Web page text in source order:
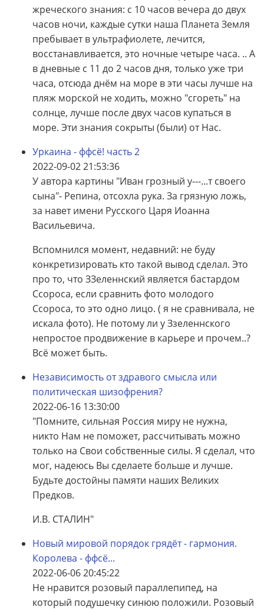
жреческого знания: с 10 часов вечера до двух
часов ночи, каждые сутки наша Планета Земля
пребывает в ультрафиолете, лечится,
восстанавливается, это ночные четыре часа. .. А
в дневные с 11 до 2 часов дня, только уже три
часа, отсюда днём на море в эти часы лучше на
пляж морской не ходить, можно "сгореть" на
солнце, лучше после двух часов купаться в
море. Эти знания сокрыты (были) от Нас.
Уркаина - ффсё! часть 2
2022-09-02 21:53:36
У автора картины "Иван грозный у---...т своего
сына"- Репина, отсохла рука. За грязную ложь,
за навет имени Русского Царя Иоанна
Васильевича.
Вспомнился момент, недавний: не буду
конкретизировать кто такой вывод сделал. Это
про то, что ЗЗеленнский является бастардом
Ссороса, если сравнить фото молодого
Ссороса, то это одно лицо. ( я не сравнивала, не
искала фото). Не потому ли у Ззеленнского
непростое продвижение в карьере и прочем..?
Всё может быть.
Независимость от здравого смысла или
политическая шизофрения?
2022-06-16 13:30:00
"Помните, сильная Россия миру не нужна,
никто Нам не поможет, рассчитывать можно
только на Свои собственные силы. Я сделал, что
мог, надеюсь Вы сделаете больше и лучше.
Будьте достойны памяти наших Великих
Предков.
И.В. СТАЛИН"
Новый мировой порядок грядёт - гармония.
Королева - ффсё...
2022-06-06 20:45:22
Не нравится розовый параллепипед, на
который подушечку синюю положили. Розовый